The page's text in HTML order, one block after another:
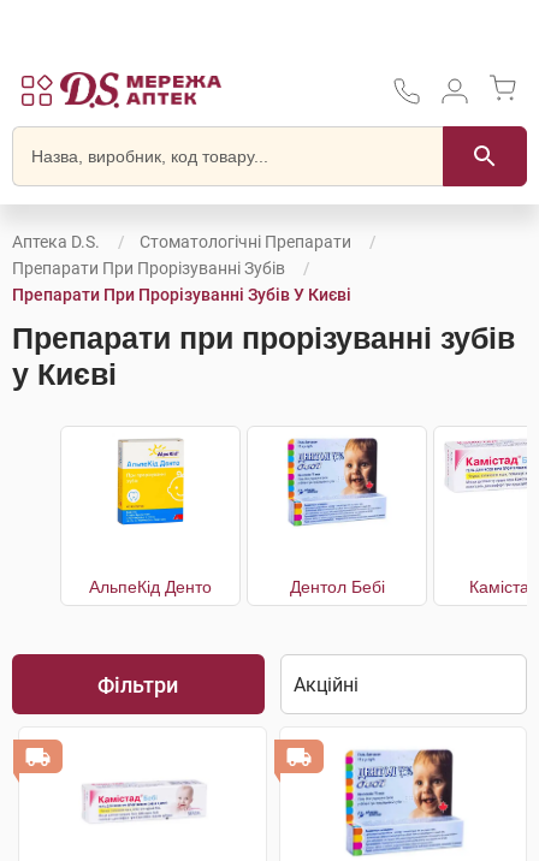
Аптека D.S.
Стоматологічні Препарати
Препарати При Прорізуванні Зубів
Препарати При Прорізуванні Зубів У Києві
Препарати при прорізуванні зубів
у Києві
АльпеКід Денто Дентол Бебі
Фільтри